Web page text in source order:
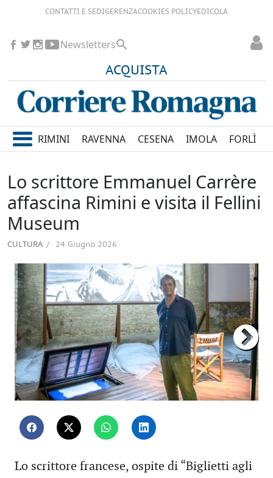
CONTATTI E SEDIGERENZACOOKIES POLICYEDICOLA
ACQUISTA
Newsletters
RIMINI RAVENNA CESENA IMOLA FORLÌ
Lo scrittore Emmanuel Carrère
affascina Rimini e visita il Fellini
Museum
CULTURA 24 Giugno 2026
Lo scrittore francese, ospite di “Biglietti agli